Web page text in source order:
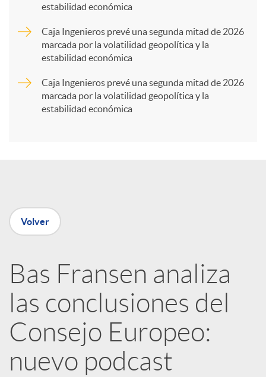
n
e
d
e
estabilidad económica
Caja Ingenieros prevé una segunda mitad de 2026
marcada por la volatilidad geopolítica y la
estabilidad económica
Caja Ingenieros prevé una segunda mitad de 2026
marcada por la volatilidad geopolítica y la
estabilidad económica
Volver
Bas Fransen analiza
las conclusiones del
Consejo Europeo:
nuevo podcast